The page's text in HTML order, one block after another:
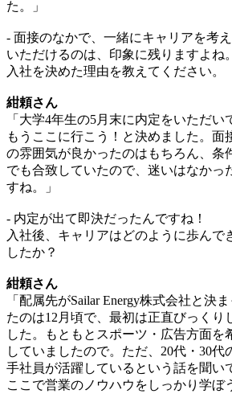
た。」
- 面接のなかで、一緒にキャリアを考
いただけるのは、印象に残りますよね。
入社を決めた理由を教えてください。
紺頼さん
「大学4年生の5月末に内定をいただい
もうここに行こう！と決めました。面
の雰囲気が良かったのはもちろん、条
でも合致していたので、迷いはなかっ
すね。」
- 内定が出て即決だったんですね！
入社後、キャリアはどのように歩んで
したか？
紺頼さん
「配属先がSailar Energy株式会社と決ま
たのは12月頃で、最初は正直びっくり
した。もともとスポーツ・広告方面を
していましたので。ただ、20代・30代
手社員が活躍しているという話を聞い
ここで営業のノウハウをしっかり学ぼ